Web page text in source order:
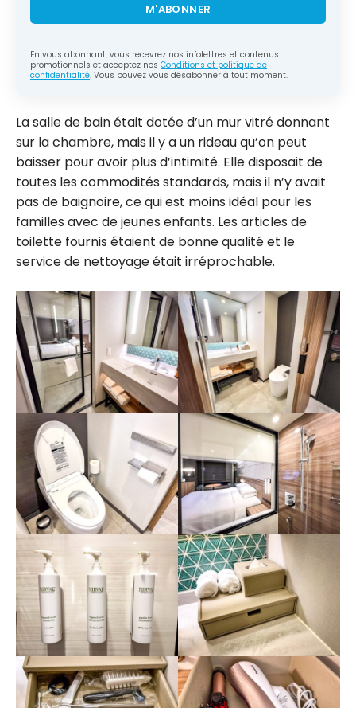
M'ABONNER
En vous abonnant, vous recevrez nos infolettres et contenus
promotionnels et acceptez nos Conditions et politique de
confidentialité. Vous pouvez vous désabonner à tout moment.
La salle de bain était dotée d’un mur vitré donnant
sur la chambre, mais il y a un rideau qu’on peut
baisser pour avoir plus d’intimité. Elle disposait de
toutes les commodités standards, mais il n’y avait
pas de baignoire, ce qui est moins idéal pour les
familles avec de jeunes enfants. Les articles de
toilette fournis étaient de bonne qualité et le
service de nettoyage était irréprochable.